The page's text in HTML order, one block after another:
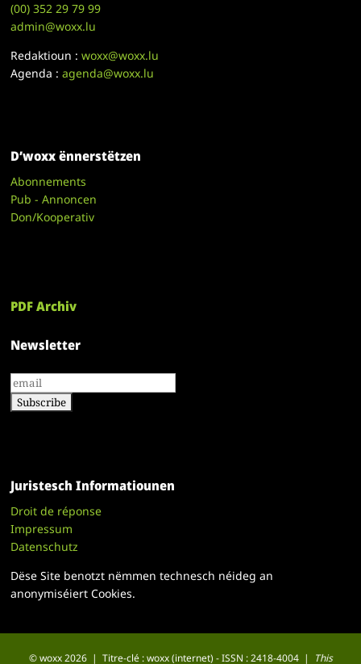
(00)352 29 79 99
admin@woxx.lu
Redaktioun :woxx@woxx.lu
Agenda :agenda@woxx.lu
D’woxx ënnerstëtzen
Abonnements
Pub - Annoncen
Don/Kooperativ
PDF Archiv
Newsletter
Juristesch Informatiounen
Droit de réponse
Impressum
Datenschutz
Dëse Site benotzt nëmmen technesch néideg an
anonymiséiert Cookies.
© woxx 2026 | Titre-clé : woxx (internet) - ISSN : 2418-4004 | This